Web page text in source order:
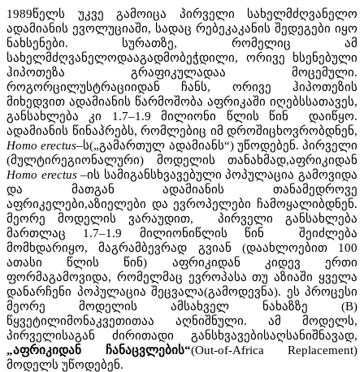
1989წელს უკვე გამოიცა პირველი სახელმძღვანელო
ადამიანის ევოლუციაში, სადაც რებეკაკანის შედეგები იყო
ნახსენები. სურათზე, რომელიც ამ
სახელმძღვანელოდააგადმობეჭდილი, ორივე ხსენებული
ჰიპოთეზა გრაფიკულადაა მოცემული.
როგორცილუსტრაციიდან ჩანს, ორივე ჰიპოთეზის
მიხედვით ადამიანის წარმოშობა აფრიკაში იღებსსათავეს,
განსახლება კი 1.7–1.9 მილიონი წლის წინ დაიწყო.
ადამიანის წინაპრებს, რომლებიც იმ დროშიცხოვრობდნენ,
Homo erectus–ს(„გამართულ ადამიანს“) უწოდებენ. პირველი
(მულტირეგიონალური) მოდელის თანახმად,აფრიკიდან
Homo erectus–ის სამიგანსხვავებული პოპულაცია გამოვიდა
და მათგან ადამიანის თანამედროვე
აფრიკელები,აზიელები და ევროპელები ჩამოყალიბდნენ.
მეორე მოდელის ვარაუდით, პირველი განსახლება
მართლაც 1.7–1.9 მილიონიწლის წინ შეიძლება
მომხდარიყო, მაგრამბევრად გვიან (დაახლოებით 100
ათასი წლის წინ) აფრიკიდან კიდევ ერთი
ფორმაგამოვიდა, რომელმაც ევროპასა თუ აზიაში ყველა
დანარჩენი პოპულაცია შეცვალა(გამოდევნა). ეს პროცესი
მეორე მოდელის ამსახველ ნახაზზე (B)
წყვეტილიმონაკვეთითაა აღნიშნული. ამ მოდელს,
პირველისაგან ძირითადი განსხვავებისაღსანიშნავად,
„აფრიკიდან ჩანაცვლების“(Out-of-Africa Replacement)
მოდელს უწოდებენ.